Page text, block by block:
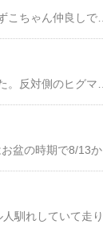
日立市かみね動物園 アジアゾウ みねことすずこキバが見えてる方がすずこちゃん仲良しです。（コメントにはケンカばっかりって書いてます。やっぱり仲良し？シンメトリ？パオーン！ちょっかい出す？なでなで・・・。やっぱり仲良しでした！※画像などの無断使用転載禁止わくわく図鑑 アジアゾウ サイズ:50cm 楽天で購入
日立市かみね動物園 夜の動物園8/10(土)～8/15(木)実は茨城に行ったのはお盆の時期で8/13から8/14です。8/13に大洗水族館に行って8/14はかみね動物園に行きま